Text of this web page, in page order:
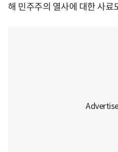
해 민주주의 열사에 대한 사료